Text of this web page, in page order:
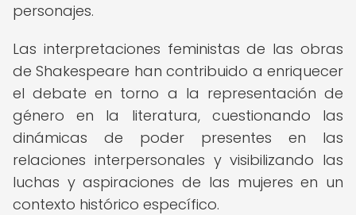
personajes.
Las interpretaciones feministas de las obras
de Shakespeare han contribuido a enriquecer
el debate en torno a la representación de
género en la literatura, cuestionando las
dinámicas de poder presentes en las
relaciones interpersonales y visibilizando las
luchas y aspiraciones de las mujeres en un
contexto histórico específico.